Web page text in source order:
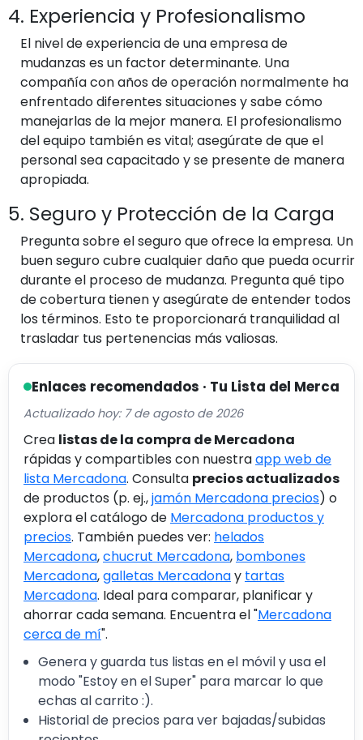
4. Experiencia y Profesionalismo
El nivel de experiencia de una empresa de
mudanzas es un factor determinante. Una
compañía con años de operación normalmente ha
enfrentado diferentes situaciones y sabe cómo
manejarlas de la mejor manera. El profesionalismo
del equipo también es vital; asegúrate de que el
personal sea capacitado y se presente de manera
apropiada.
5. Seguro y Protección de la Carga
Pregunta sobre el seguro que ofrece la empresa. Un
buen seguro cubre cualquier daño que pueda ocurrir
durante el proceso de mudanza. Pregunta qué tipo
de cobertura tienen y asegúrate de entender todos
los términos. Esto te proporcionará tranquilidad al
trasladar tus pertenencias más valiosas.
Enlaces recomendados · Tu Lista del Merca
Actualizado hoy: 7 de agosto de 2026
Crea listas de la compra de Mercadona
rápidas y compartibles con nuestraapp web de
lista Mercadona. Consulta precios actualizados
de productos (p. ej.,jamón Mercadona precios) o
explora el catálogo de Mercadona productos y
precios. También puedes ver: helados
Mercadona,chucrut Mercadona, bombones
Mercadona,galletas Mercadonay tartas
Mercadona. Ideal para comparar, planificar y
ahorrar cada semana. Encuentra el "Mercadona
cerca de mí".
Genera y guarda tus listas en el móvil y usa el
modo "Estoy en el Super" para marcar lo que
echas al carrito :).
Historial de precios para ver bajadas/subidas